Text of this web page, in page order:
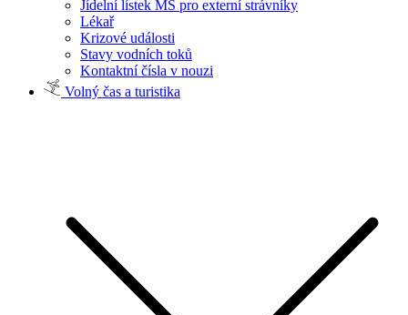
Jídelní lístek MŠ pro externí strávníky
Lékař
Krizové události
Stavy vodních toků
Kontaktní čísla v nouzi
Volný čas a turistika